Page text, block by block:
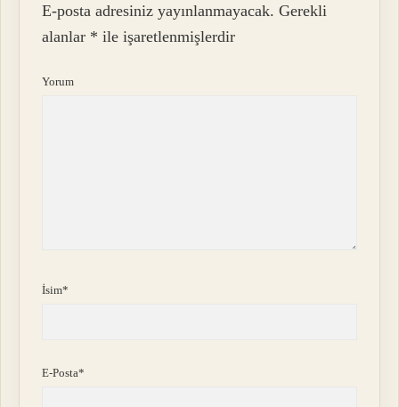
E-posta adresiniz yayınlanmayacak. Gerekli
alanlar * ile işaretlenmişlerdir
Yorum
İsim*
E-Posta*